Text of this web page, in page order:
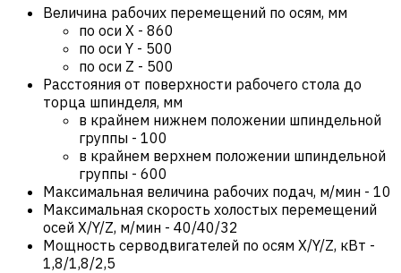
Величина рабочих перемещений по осям, мм
по оси X - 860
по оси Y - 500
по оси Z - 500
Расстояния от поверхности рабочего стола до
торца шпинделя, мм
в крайнем нижнем положении шпиндельной
группы - 100
в крайнем верхнем положении шпиндельной
группы - 600
Максимальная величина рабочих подач, м/мин - 10
Максимальная скорость холостых перемещений
осей X/Y/Z, м/мин - 40/40/32
Мощность серводвигателей по осям X/Y/Z, кВт -
1,8/1,8/2,5